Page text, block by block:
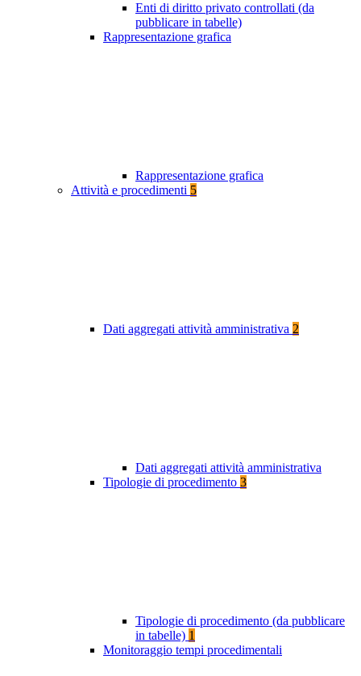
Enti di diritto privato controllati (da
pubblicare in tabelle)
Rappresentazione grafica
Rappresentazione grafica
Attività e procedimenti 5
Dati aggregati attività amministrativa 2
Dati aggregati attività amministrativa
Tipologie di procedimento 3
Tipologie di procedimento (da pubblicare
in tabelle) 1
Monitoraggio tempi procedimentali